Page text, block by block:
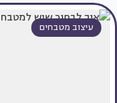
עיצוב מטבחים